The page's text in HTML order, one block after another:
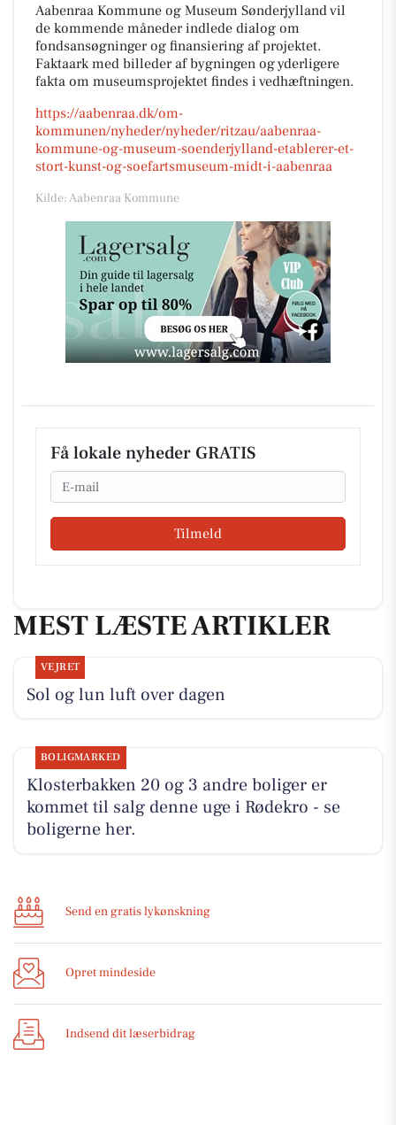
Aabenraa Kommune og Museum Sønderjylland vil
de kommende måneder indlede dialog om
fondsansøgninger og finansiering af projektet.
Faktaark med billeder af bygningen og yderligere
fakta om museumsprojektet findes i vedhæftningen.
https://aabenraa.dk/om-
kommunen/nyheder/nyheder/ritzau/aabenraa-
kommune-og-museum-soenderjylland-etablerer-et-
stort-kunst-og-soefartsmuseum-midt-i-aabenraa
Kilde: Aabenraa Kommune
Få lokale nyheder GRATIS
Email
Tilmeld
MEST LÆSTE ARTIKLER
VEJRET
Sol og lun luft over dagen
BOLIGMARKED
Klosterbakken 20 og 3 andre boliger er
kommet til salg denne uge i Rødekro - se
boligerne her.
Send en gratis lykønskning
Opret mindeside
Indsend dit læserbidrag